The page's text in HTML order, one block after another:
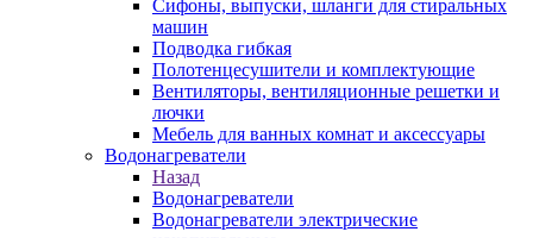
Сифоны, выпуски, шланги для стиральных
машин
Подводка гибкая
Полотенцесушители и комплектующие
Вентиляторы, вентиляционные решетки и
лючки
Мебель для ванных комнат и аксессуары
Водонагреватели
Назад
Водонагреватели
Водонагреватели электрические